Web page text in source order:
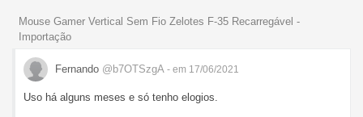
Mouse Gamer Vertical Sem Fio Zelotes F-35 Recarregável -
Importação
Fernando @b7OTSzgA - em 17/06/2021
Uso há alguns meses e só tenho elogios.